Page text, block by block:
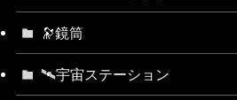
🔭鏡筒
🛰宇宙ステーション